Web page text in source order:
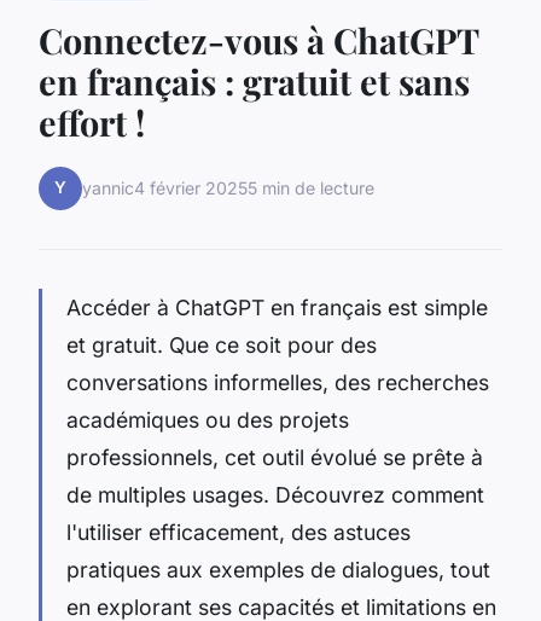
Connectez-vous à ChatGPT
en français : gratuit et sans
effort !
Y yannic4 février 20255 min de lecture
Accéder à ChatGPT en français est simple
et gratuit. Que ce soit pour des
conversations informelles, des recherches
académiques ou des projets
professionnels, cet outil évolué se prête à
de multiples usages. Découvrez comment
l'utiliser efficacement, des astuces
pratiques aux exemples de dialogues, tout
en explorant ses capacités et limitations en